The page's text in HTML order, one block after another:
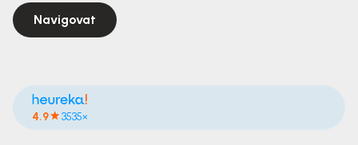
Navigovat
4.9 3535×